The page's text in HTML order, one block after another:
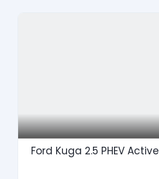
Ford Kuga 2.5 PHEV Active